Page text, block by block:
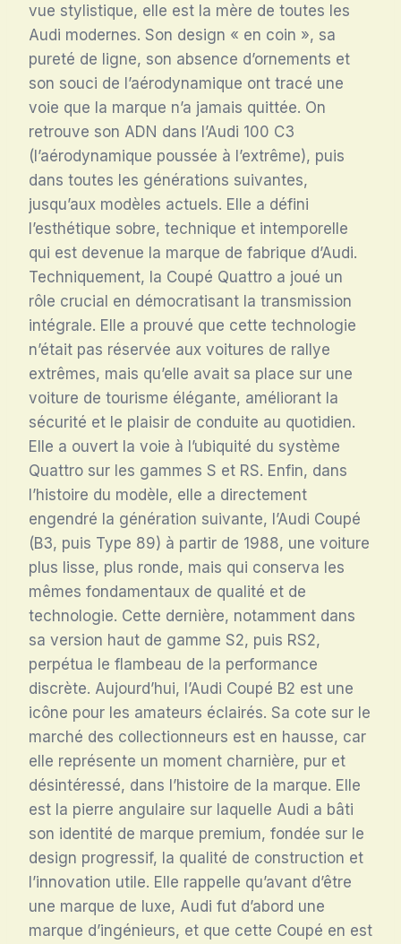
vue stylistique, elle est la mère de toutes les
Audi modernes. Son design « en coin », sa
pureté de ligne, son absence d’ornements et
son souci de l’aérodynamique ont tracé une
voie que la marque n’a jamais quittée. On
retrouve son ADN dans l’Audi 100 C3
(l’aérodynamique poussée à l’extrême), puis
dans toutes les générations suivantes,
jusqu’aux modèles actuels. Elle a défini
l’esthétique sobre, technique et intemporelle
qui est devenue la marque de fabrique d’Audi.
Techniquement, la Coupé Quattro a joué un
rôle crucial en démocratisant la transmission
intégrale. Elle a prouvé que cette technologie
n’était pas réservée aux voitures de rallye
extrêmes, mais qu’elle avait sa place sur une
voiture de tourisme élégante, améliorant la
sécurité et le plaisir de conduite au quotidien.
Elle a ouvert la voie à l’ubiquité du système
Quattro sur les gammes S et RS. Enfin, dans
l’histoire du modèle, elle a directement
engendré la génération suivante, l’Audi Coupé
(B3, puis Type 89) à partir de 1988, une voiture
plus lisse, plus ronde, mais qui conserva les
mêmes fondamentaux de qualité et de
technologie. Cette dernière, notamment dans
sa version haut de gamme S2, puis RS2,
perpétua le flambeau de la performance
discrète. Aujourd’hui, l’Audi Coupé B2 est une
icône pour les amateurs éclairés. Sa cote sur le
marché des collectionneurs est en hausse, car
elle représente un moment charnière, pur et
désintéressé, dans l’histoire de la marque. Elle
est la pierre angulaire sur laquelle Audi a bâti
son identité de marque premium, fondée sur le
design progressif, la qualité de construction et
l’innovation utile. Elle rappelle qu’avant d’être
une marque de luxe, Audi fut d’abord une
marque d’ingénieurs, et que cette Coupé en est